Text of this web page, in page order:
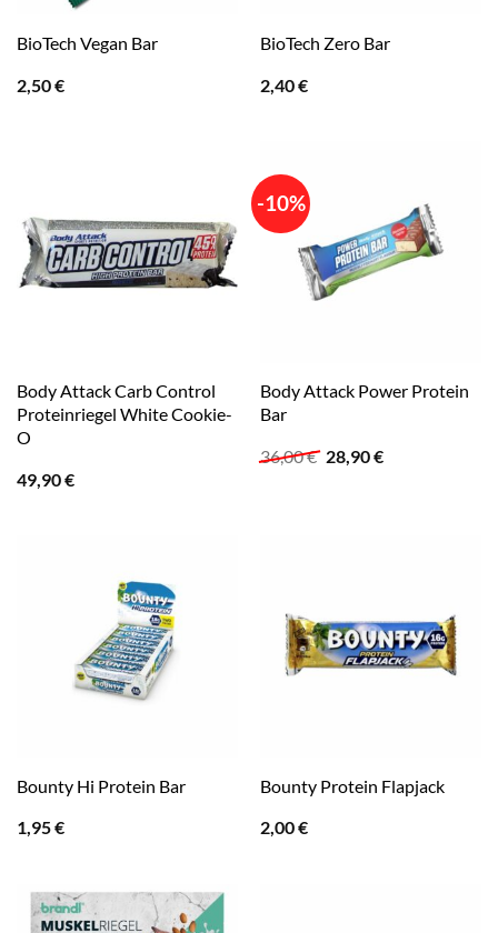
BioTech Vegan Bar
2,50€
BioTech Zero Bar
2,40€
Body Attack Carb Control
Proteinriegel White Cookie-
O
49,90€
-10%
Body Attack Power Protein
Bar
36,00€ Ursprünglicher
Preis
28,90€Aktueller
Bounty Hi Protein Bar
1,95€
Bounty Protein Flapjack
2,00€